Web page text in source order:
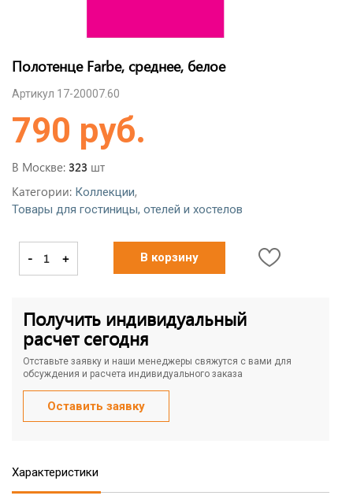
Полотенце Farbe, среднее, белое
Артикул 17-20007.60
790 руб.
В Москве: 323 шт
Категории: Коллекции,
Товары для гостиницы, отелей и хостелов
- + В корзину
Получить индивидуальный
расчет сегодня
Отставьте заявку и наши менеджеры свяжутся с вами для
обсуждения и расчета индивидуального заказа
Оставить заявку
Характеристики